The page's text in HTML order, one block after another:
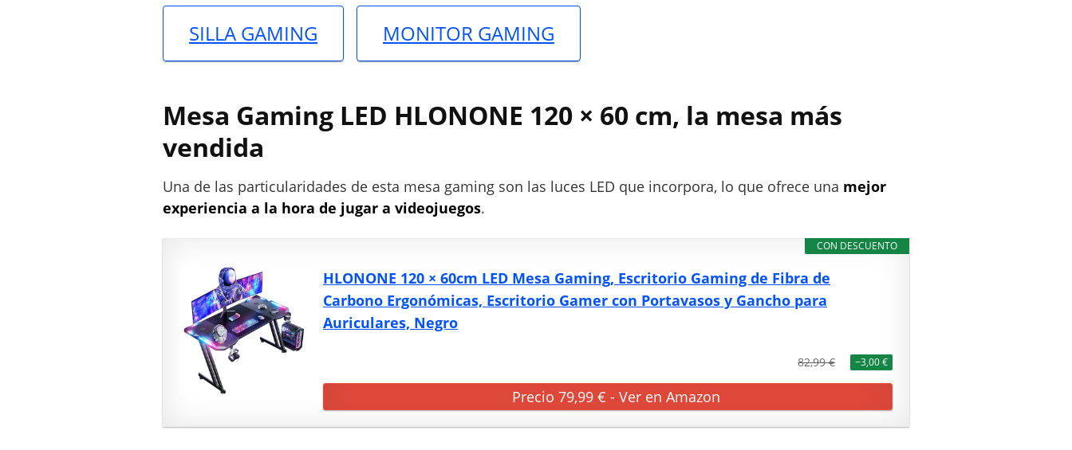
SILLA GAMING MONITOR GAMING
Mesa Gaming LED HLONONE 120 × 60 cm, la mesa más
vendida
Una de las particularidades de esta mesa gaming son las luces LED que incorpora, lo que ofrece una mejor
experiencia a la hora de jugar a videojuegos.
CON DESCUENTO
HLONONE 120 × 60cm LED Mesa Gaming, Escritorio Gaming de Fibra de
Carbono Ergonómicas, Escritorio Gamer con Portavasos y Gancho para
Auriculares, Negro
82,99 € −3,00 €
Precio 79,99 € - Ver en Amazon